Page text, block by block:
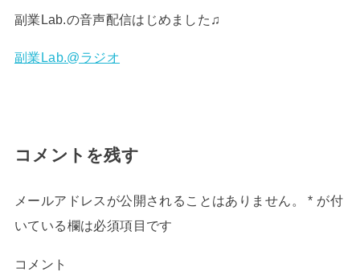
副業Lab.の音声配信はじめました♫
副業Lab.@ラジオ
コメントを残す
メールアドレスが公開されることはありません。 * が付
いている欄は必須項目です
コメント